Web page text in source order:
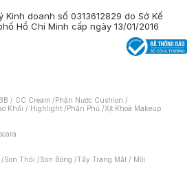
doanh số 0313612829 do Sở Kế
Hồ Chí Minh cấp ngày 13/01/2016
BB / CC Cream /Phấn Nước Cushion /
Khối / Highlight /Phấn Phủ /Xịt Khoá Makeup
/Son Thỏi /Son Bóng /Tẩy Trang Mắt / Môi